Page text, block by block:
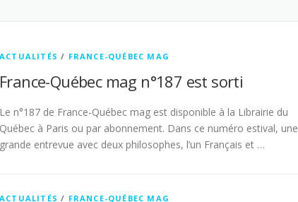
ACTUALITÉS / FRANCE-QUÉBEC MAG
France-Québec mag n°187 est sorti
Le n°187 de France-Québec mag est disponible à la Librairie du
Québec à Paris ou par abonnement. Dans ce numéro estival, une
grande entrevue avec deux philosophes, l’un Français et …
ACTUALITÉS / FRANCE-QUÉBEC MAG